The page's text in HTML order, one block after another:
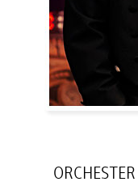
ORCHESTER